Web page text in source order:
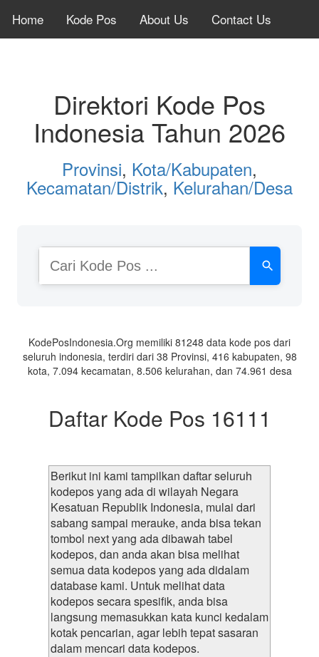
Home Kode Pos About Us Contact Us
Direktori Kode Pos
Indonesia Tahun 2026
Provinsi, Kota/Kabupaten,
Kecamatan/Distrik, Kelurahan/Desa
Cari
Kode
Pos
KodePosIndonesia.Org memiliki 81248 data kode pos dari
seluruh indonesia, terdiri dari 38 Provinsi, 416 kabupaten, 98
kota, 7.094 kecamatan, 8.506 kelurahan, dan 74.961 desa
Daftar Kode Pos 16111
Berikut ini kami tampilkan daftar seluruh
kodepos yang ada di wilayah Negara
Kesatuan Republik Indonesia, mulai dari
sabang sampai merauke, anda bisa tekan
tombol next yang ada dibawah tabel
kodepos, dan anda akan bisa melihat
semua data kodepos yang ada didalam
database kami. Untuk melihat data
kodepos secara spesifik, anda bisa
langsung memasukkan kata kunci kedalam
kotak pencarian, agar lebih tepat sasaran
dalam mencari data kodepos.